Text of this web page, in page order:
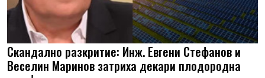
Скандално разкритие: Инж. Евгени Стефанов и
Веселин Маринов затриха декари плодородна